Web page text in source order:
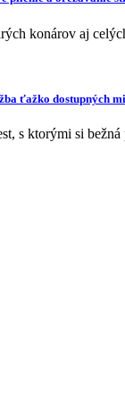
konárov aj
ťažko dostupných
s ktorými si